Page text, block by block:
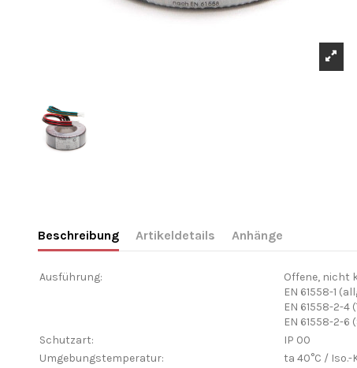
Beschreibung Artikeldetails Anhänge
Ausführung:
Offene, nicht
EN 61558-1
EN 61558-2-
EN 61558-2-
Schutzart:
IP 00
Umgebungstemperatur:
ta 40°C / Iso.-